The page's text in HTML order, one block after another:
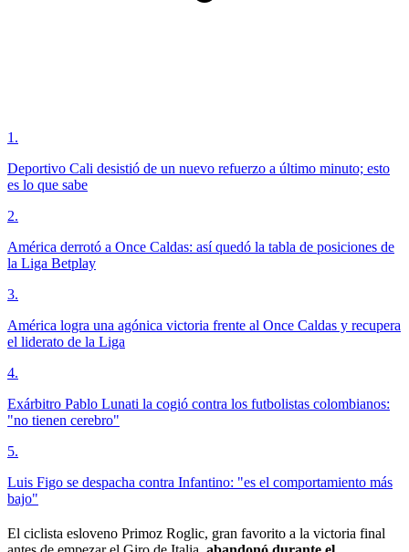
1 .
Deportivo Cali desistió de un nuevo refuerzo a último minuto; esto
es lo que sabe
2.
América derrotó a Once Caldas: así quedó la tabla de posiciones de
la Liga Betplay
3.
América logra una agónica victoria frente al Once Caldas y recupera
el liderato de la Liga
4.
Exárbitro Pablo Lunati la cogió contra los futbolistas colombianos:
"no tienen cerebro"
5.
Luis Figo se despacha contra Infantino: "es el comportamiento más
bajo"
El ciclista esloveno Primoz Roglic, gran favorito a la victoria final